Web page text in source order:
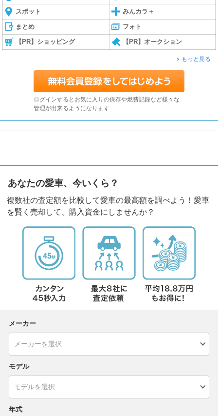
スポット みんカラ＋
まとめ フォト
【PR】ショッピング 【PR】オークション
もっと見る
ログインするとお気に入りの保存や燃費記録など様々な
管理が出来るようになります
あなたの愛車、今いくら？
複数社の査定額を比較して愛車の最高額を調べよう！愛車
を賢く売却して、購入資金にしませんか？
メーカー
モデル
年式